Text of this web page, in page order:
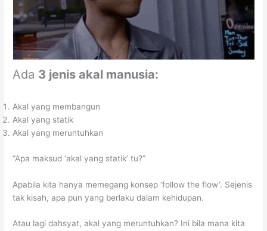
Ada 3 jenis akal manusia:
Akal yang membangun
Akal yang statik
Akal yang meruntuhkan
“Apa maksud ‘akal yang statik’ tu?”
Apabila kita hanya memegang konsep ‘follow the flow’. Sejenis
tak kisah, apa pun yang berlaku dalam kehidupan.
Atau lagi dahsyat, akal yang meruntuhkan? Ini bila mana kita